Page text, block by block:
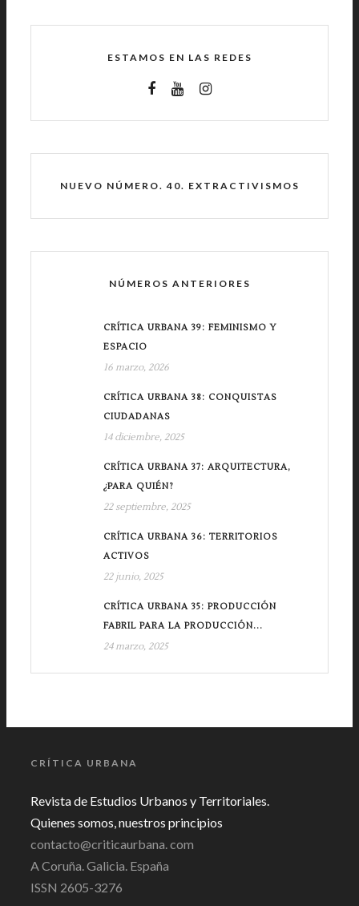
ESTAMOS EN LAS REDES
NUEVO NÚMERO. 40. EXTRACTIVISMOS
NÚMEROS ANTERIORES
CRÍTICA URBANA 39: FEMINISMO Y
ESPACIO
16 marzo, 2026
CRÍTICA URBANA 38: CONQUISTAS
CIUDADANAS
14 diciembre, 2025
CRÍTICA URBANA 37: ARQUITECTURA,
¿PARA QUIÉN?
22 septiembre, 2025
CRÍTICA URBANA 36: TERRITORIOS
ACTIVOS
22 junio, 2025
CRÍTICA URBANA 35: PRODUCCIÓN
FABRIL PARA LA PRODUCCIÓN...
24 marzo, 2025
CRÍTICA URBANA
Revista de Estudios Urbanos y Territoriales.
Quienes somos, nuestros principios
contacto@criticaurbana. com
A Coruña. Galicia. España
ISSN 2605-3276